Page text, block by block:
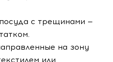
с трещинами —
на зону
или